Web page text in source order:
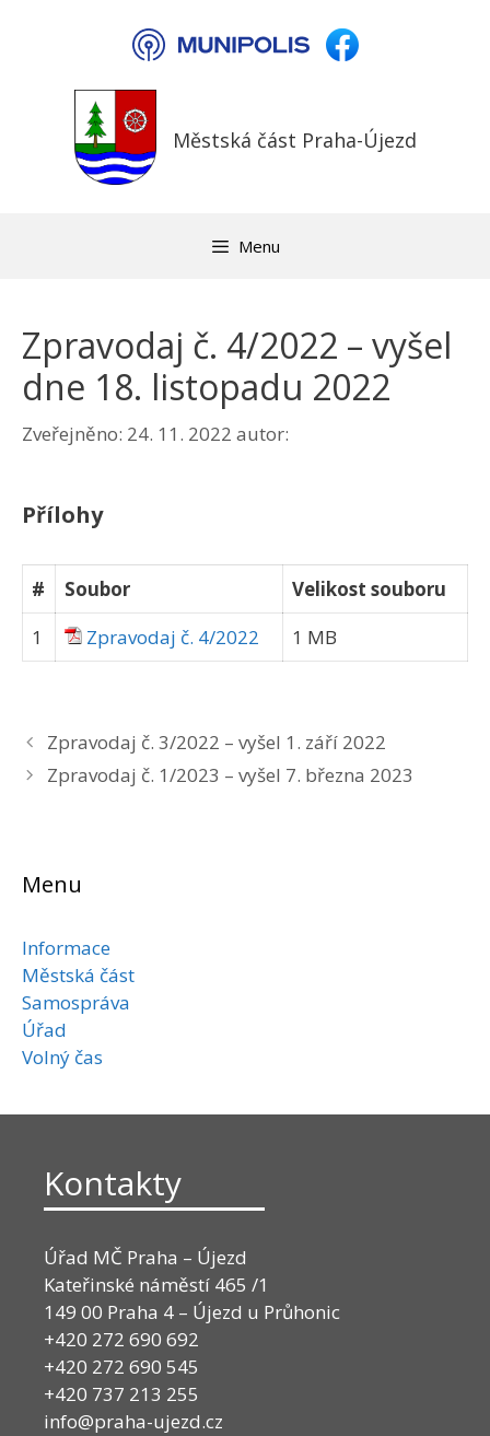
Městská část Praha-Újezd
Menu
Zpravodaj č. 4/2022 – vyšel
dne 18. listopadu 2022
Zveřejněno: 24. 11. 2022 autor:
Přílohy
# Soubor
Velikost souboru
1
Zpravodaj č. 4/2022 1 MB
Zpravodaj č. 3/2022 – vyšel 1. září 2022
Zpravodaj č. 1/2023 – vyšel 7. března 2023
Menu
Informace
Městská část
Samospráva
Úřad
Volný čas
Kontakty
Úřad MČ Praha – Újezd
Kateřinské náměstí 465 /1
149 00 Praha 4 – Újezd u Průhonic
+420 272 690 692
+420 272 690 545
+420 737 213 255
info@praha-ujezd.cz